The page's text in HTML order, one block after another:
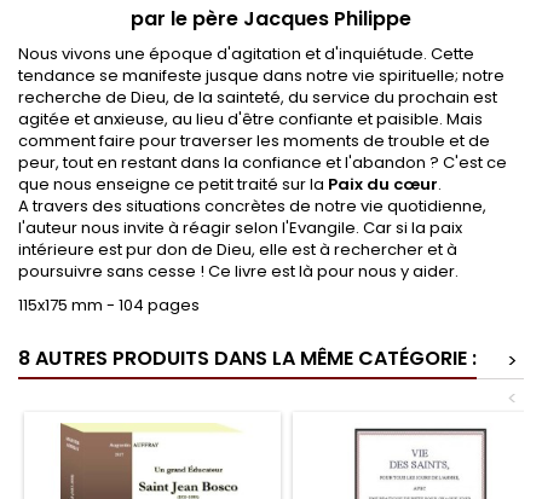
par le père Jacques Philippe
Nous vivons une époque d'agitation et d'inquiétude. Cette
tendance se manifeste jusque dans notre vie spirituelle; notre
recherche de Dieu, de la sainteté, du service du prochain est
agitée et anxieuse, au lieu d'être confiante et paisible. Mais
comment faire pour traverser les moments de trouble et de
peur, tout en restant dans la confiance et l'abandon ? C'est ce
que nous enseigne ce petit traité sur la Paix du cœur.
A travers des situations concrètes de notre vie quotidienne,
l'auteur nous invite à réagir selon l'Evangile. Car si la paix
intérieure est pur don de Dieu, elle est à rechercher et à
poursuivre sans cesse ! Ce livre est là pour nous y aider.
115x175 mm - 104 pages
8 AUTRES PRODUITS DANS LA MÊME CATÉGORIE :
>
<